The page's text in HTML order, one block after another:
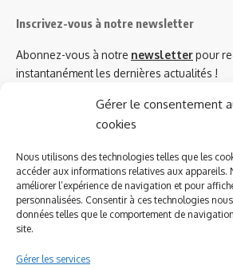
Gérer le consentement
cookies
Nous utilisons des technologies telles que les
accéder aux informations relatives aux appareils.
améliorer l’expérience de navigation et pour
personnalisées. Consentir à ces technologies
données telles que le comportement de
site.
Gérer les services
Inscrivez-vous à notre newsletter
Abonnez-vous à notre newsletterpour
instantanément les dernières actualités !
Azinat.com TV soutient